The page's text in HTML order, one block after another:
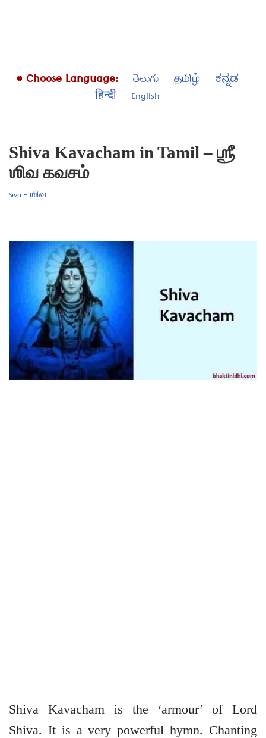
# Choose Language: తెలుగు தமிழ்
ಕನ್ನಡ
हिन्दी
English
Shiva Kavacham in Tamil – ஶ்ரீ
ஶிவ கவசம்
Siva - ஶிவ
Shiva Kavacham is the ‘armour’ of Lord
Shiva. It is a very powerful hymn. Chanting